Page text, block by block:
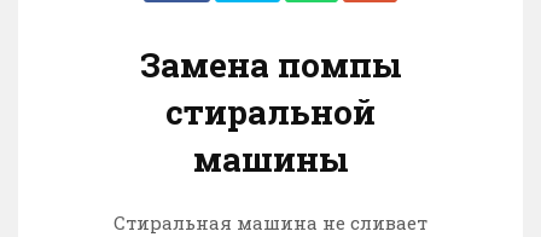
Замена помпы
стиральной
машины
Cтиральная машина не сливает